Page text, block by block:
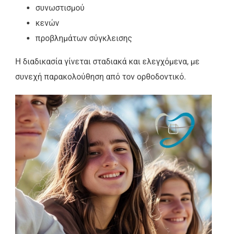
συνωστισμού
κενών
προβλημάτων σύγκλεισης
Η διαδικασία γίνεται σταδιακά και ελεγχόμενα, με
συνεχή παρακολούθηση από τον ορθοδοντικό.